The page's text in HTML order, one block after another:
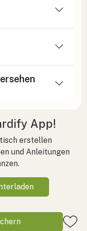
App!
erstellen
und Anleitungen